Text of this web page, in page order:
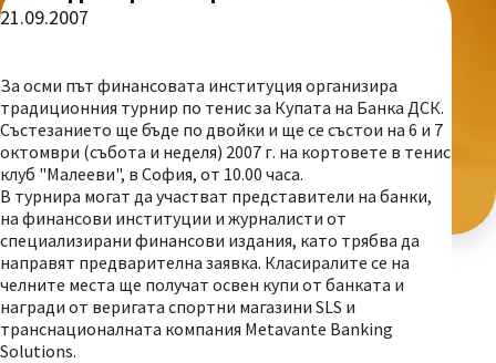
21.09.2007
За осми път финансовата институция организира
традиционния турнир по тенис за Купата на Банка ДСК.
Състезанието ще бъде по двойки и ще се състои на 6 и 7
октомври (събота и неделя) 2007 г. на кортовете в тенис
клуб "Малееви", в София, от 10.00 часа.
В турнира могат да участват представители на банки,
на финансови институции и журналисти от
специализирани финансови издания, като трябва да
направят предварителна заявка. Класиралите се на
челните места ще получат освен купи от банката и
награди от веригата спортни магазини SLS и
транснационалната компания Metavante Banking
Solutions.